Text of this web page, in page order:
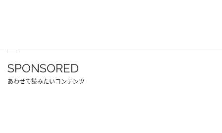
SPONSORED
あわせて読みたいコンテンツ